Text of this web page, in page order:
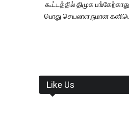
கூட்டத்தில் திமுக
பொது செயலாளருமான
Like Us